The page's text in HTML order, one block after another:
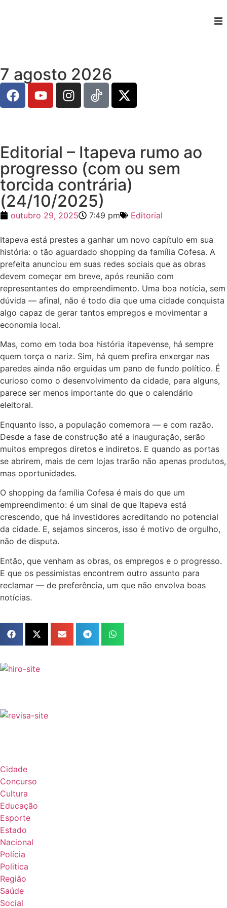
7 agosto 2026
Editorial – Itapeva rumo ao
progresso (com ou sem
torcida contrária)
(24/10/2025)
outubro 29, 2025 7:49 pm Editorial
Itapeva está prestes a ganhar um novo capítulo em sua
história: o tão aguardado shopping da família Cofesa. A
prefeita anunciou em suas redes sociais que as obras
devem começar em breve, após reunião com
representantes do empreendimento. Uma boa notícia, sem
dúvida — afinal, não é todo dia que uma cidade conquista
algo capaz de gerar tantos empregos e movimentar a
economia local.
Mas, como em toda boa história itapevense, há sempre
quem torça o nariz. Sim, há quem prefira enxergar nas
paredes ainda não erguidas um pano de fundo político. É
curioso como o desenvolvimento da cidade, para alguns,
parece ser menos importante do que o calendário
eleitoral.
Enquanto isso, a população comemora — e com razão.
Desde a fase de construção até a inauguração, serão
muitos empregos diretos e indiretos. E quando as portas
se abrirem, mais de cem lojas trarão não apenas produtos,
mas oportunidades.
O shopping da família Cofesa é mais do que um
empreendimento: é um sinal de que Itapeva está
crescendo, que há investidores acreditando no potencial
da cidade. E, sejamos sinceros, isso é motivo de orgulho,
não de disputa.
Então, que venham as obras, os empregos e o progresso.
E que os pessimistas encontrem outro assunto para
reclamar — de preferência, um que não envolva boas
notícias.
Cidade
Concurso
Cultura
Educação
Esporte
Estado
Nacional
Polícia
Politica
Região
Saúde
Social